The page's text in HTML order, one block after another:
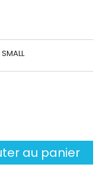
au panier